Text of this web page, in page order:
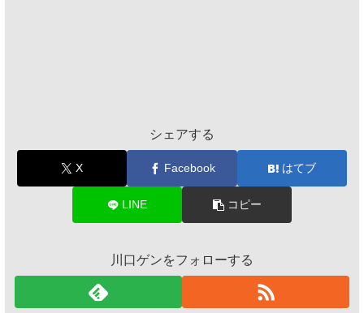
シェアする
X Facebook はてブ
LINE コピー
川口ゲンをフォローする